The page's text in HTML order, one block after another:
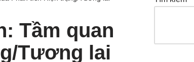
Tầm quan
Tương lai